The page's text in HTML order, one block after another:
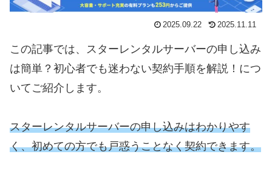
2025.09.22 2025.11.11
この記事では、スターレンタルサーバーの申し込み
は簡単？初心者でも迷わない契約手順を解説！につ
いてご紹介します。
スターレンタルサーバーの申し込みはわかりやす
く、初めての方でも戸惑うことなく契約できます。